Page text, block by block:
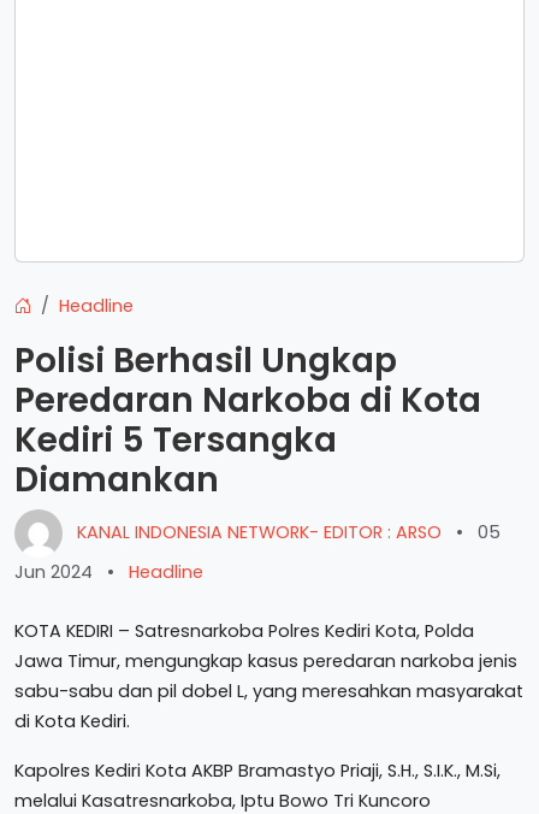
Headline
Polisi Berhasil Ungkap
Peredaran Narkoba di Kota
Kediri 5 Tersangka
Diamankan
KANAL INDONESIA NETWORK- EDITOR : ARSO •
05
Jun 2024
• Headline
KOTA KEDIRI – Satresnarkoba Polres Kediri Kota, Polda
Jawa Timur, mengungkap kasus peredaran narkoba jenis
sabu-sabu dan pil dobel L, yang meresahkan masyarakat
di Kota Kediri.
Kapolres Kediri Kota AKBP Bramastyo Priaji, S.H., S.I.K., M.Si,
melalui Kasatresnarkoba, Iptu Bowo Tri Kuncoro